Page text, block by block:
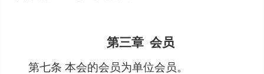
第三章 会员
第七条 本会的会员为单位会员。